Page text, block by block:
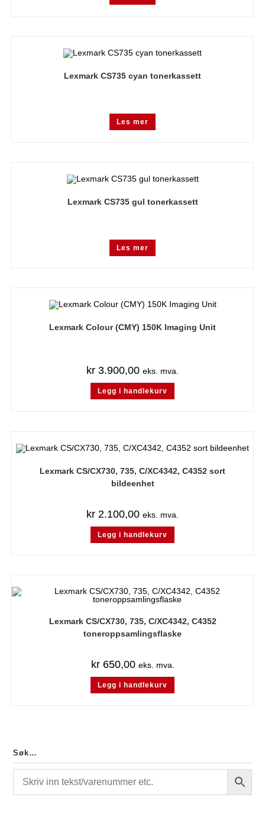
Lexmark CS735 cyan tonerkassett
Les mer
Lexmark CS735 gul tonerkassett
Les mer
Lexmark Colour (CMY) 150K Imaging Unit
kr 3.900,00 eks. mva.
Legg i handlekurv
Lexmark CS/CX730, 735, C/XC4342, C4352 sort
bildeenhet
kr 2.100,00 eks. mva.
Legg i handlekurv
Lexmark CS/CX730, 735, C/XC4342, C4352
toneroppsamlingsflaske
kr650,00 eks. mva.
Legg i handlekurv
Søk…